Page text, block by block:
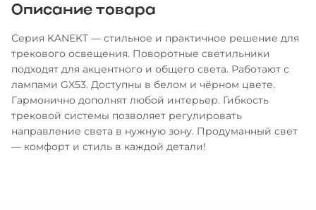
Описание товара
Серия KANEKT — стильное и практичное решение для
трекового освещения. Поворотные светильники
подходят для акцентного и общего света. Работают с
лампами GX53. Доступны в белом и чёрном цвете.
Гармонично дополнят любой интерьер. Гибкость
трековой системы позволяет регулировать
направление света в нужную зону. Продуманный свет
— комфорт и стиль в каждой детали!